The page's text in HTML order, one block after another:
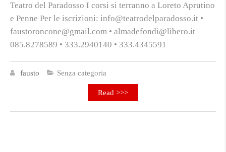
Teatro del Paradosso I corsi si terranno a Loreto Aprutino
e Penne Per le iscrizioni: info@teatrodelparadosso.it •
faustoroncone@gmail.com • almadefondi@libero.it
085.8278589 • 333.2940140 • 333.4345591
fausto Senza categoria
Read >>>